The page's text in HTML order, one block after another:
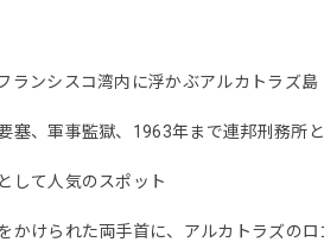
ランシスコ湾内に浮かぶアルカトラズ島
塞、軍事監獄、1963年まで連邦刑務所
して人気のスポット
かけられた両手首に、アルカトラズの